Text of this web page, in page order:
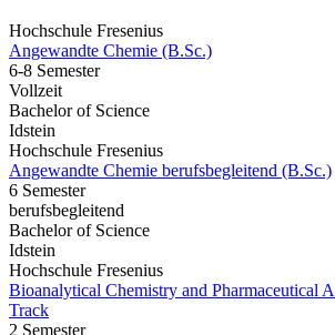
Hochschule Fresenius
Angewandte Chemie (B.Sc.)
6-8 Semester
Vollzeit
Bachelor of Science
Idstein
Hochschule Fresenius
Angewandte Chemie berufsbegleitend (B.Sc.)
6 Semester
berufsbegleitend
Bachelor of Science
Idstein
Hochschule Fresenius
Bioanalytical Chemistry and Pharmaceutical
Track
2 Semester